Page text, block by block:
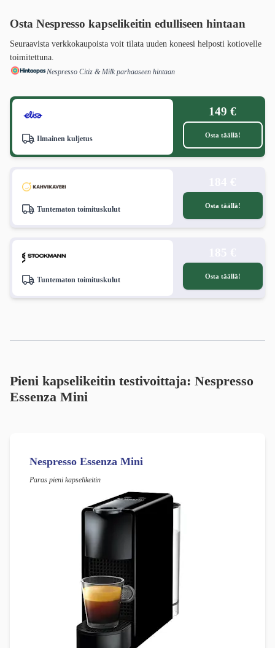
Osta Nespresso kapselikeitin edulliseen hintaan
Seuraavista verkkokaupoista voit tilata uuden koneesi helposti kotiovelle
toimitettuna.
Nespresso Citiz & Milk parhaaseen hintaan
Ilmainen kuljetus
149 €
Osta täällä!
Tuntematon toimituskulut Osta täällä!
Tuntematon toimituskulut Osta täällä!
Pieni kapselikeitin testivoittaja: Nespresso
Essenza Mini
Nespresso Essenza Mini
Paras pieni kapselikeitin